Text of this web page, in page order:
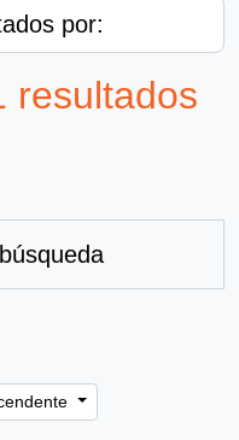
por:
resultados